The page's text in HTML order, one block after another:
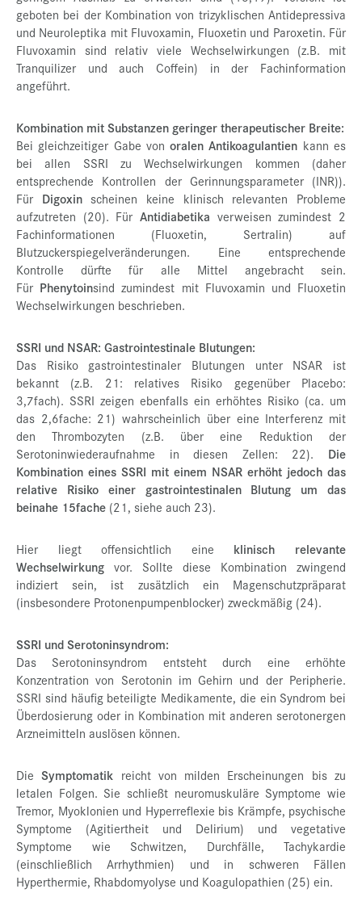
geboten bei der Kombination von trizyklischen Antidepressiva
und Neuroleptika mit Fluvoxamin, Fluoxetin und Paroxetin. Für
Fluvoxamin sind relativ viele Wechselwirkungen (z.B. mit
Tranquilizer und auch Coffein) in der Fachinformation
angeführt.
Kombination mit Substanzen geringer therapeutischer Breite:
Bei gleichzeitiger Gabe vonoralen Antikoagulantien kann es
bei allen SSRI zu Wechselwirkungen kommen (daher
entsprechende Kontrollen der Gerinnungsparameter (INR)).
Für Digoxinscheinen keine klinisch relevanten Probleme
aufzutreten (20). Für Antidiabetika verweisen zumindest 2
Fachinformationen (Fluoxetin, Sertralin) auf
Blutzuckerspiegelveränderungen. Eine entsprechende
Kontrolle dürfte für alle Mittel angebracht sein.
Für Phenytoinsind zumindest mit Fluvoxamin und Fluoxetin
Wechselwirkungen beschrieben.
SSRI und NSAR: Gastrointestinale Blutungen:
Das Risiko gastrointestinaler Blutungen unter NSAR ist
bekannt (z.B. 21: relatives Risiko gegenüber Placebo:
3,7fach). SSRI zeigen ebenfalls ein erhöhtes Risiko (ca. um
das 2,6fache: 21) wahrscheinlich über eine Interferenz mit
den Thrombozyten (z.B. über eine Reduktion der
Serotoninwiederaufnahme in diesen Zellen: 22). Die
Kombination eines SSRI mit einem NSAR erhöht jedoch das
relative Risiko einer gastrointestinalen Blutung um das
beinahe 15fache (21, siehe auch 23).
Hier liegt offensichtlich eine klinisch relevante
Wechselwirkung vor. Sollte diese Kombination zwingend
indiziert sein, ist zusätzlich ein Magenschutzpräparat
(insbesondere Protonenpumpenblocker) zweckmäßig (24).
SSRI und Serotoninsyndrom:
Das Serotoninsyndrom entsteht durch eine erhöhte
Konzentration von Serotonin im Gehirn und der Peripherie.
SSRI sind häufig beteiligte Medikamente, die ein Syndrom bei
Überdosierung oder in Kombination mit anderen serotonergen
Arzneimitteln auslösen können.
DieSymptomatik reicht von milden Erscheinungen bis zu
letalen Folgen. Sie schließt neuromuskuläre Symptome wie
Tremor, Myoklonien und Hyperreflexie bis Krämpfe, psychische
Symptome (Agitiertheit und Delirium) und vegetative
Symptome wie Schwitzen, Durchfälle, Tachykardie
(einschließlich Arrhythmien) und in schweren Fällen
Hyperthermie, Rhabdomyolyse und Koagulopathien (25) ein.